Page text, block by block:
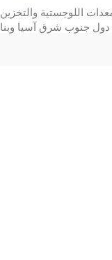
للمعدات اللوجستية والتخزين